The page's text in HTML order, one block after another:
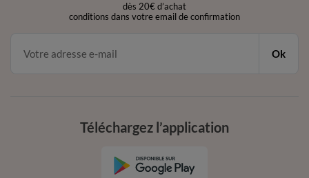
dès 20€ d’achat
conditions dans votre email de confirmation
Ok
Téléchargez l’application